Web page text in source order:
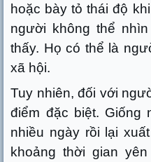
hoặc bày tỏ thái độ
người không thể
thấy. Họ có thể là
xã hội.
Tuy nhiên, đối với
điểm đặc biệt. Giống
nhiều ngày rồi lại
khoảng thời gian